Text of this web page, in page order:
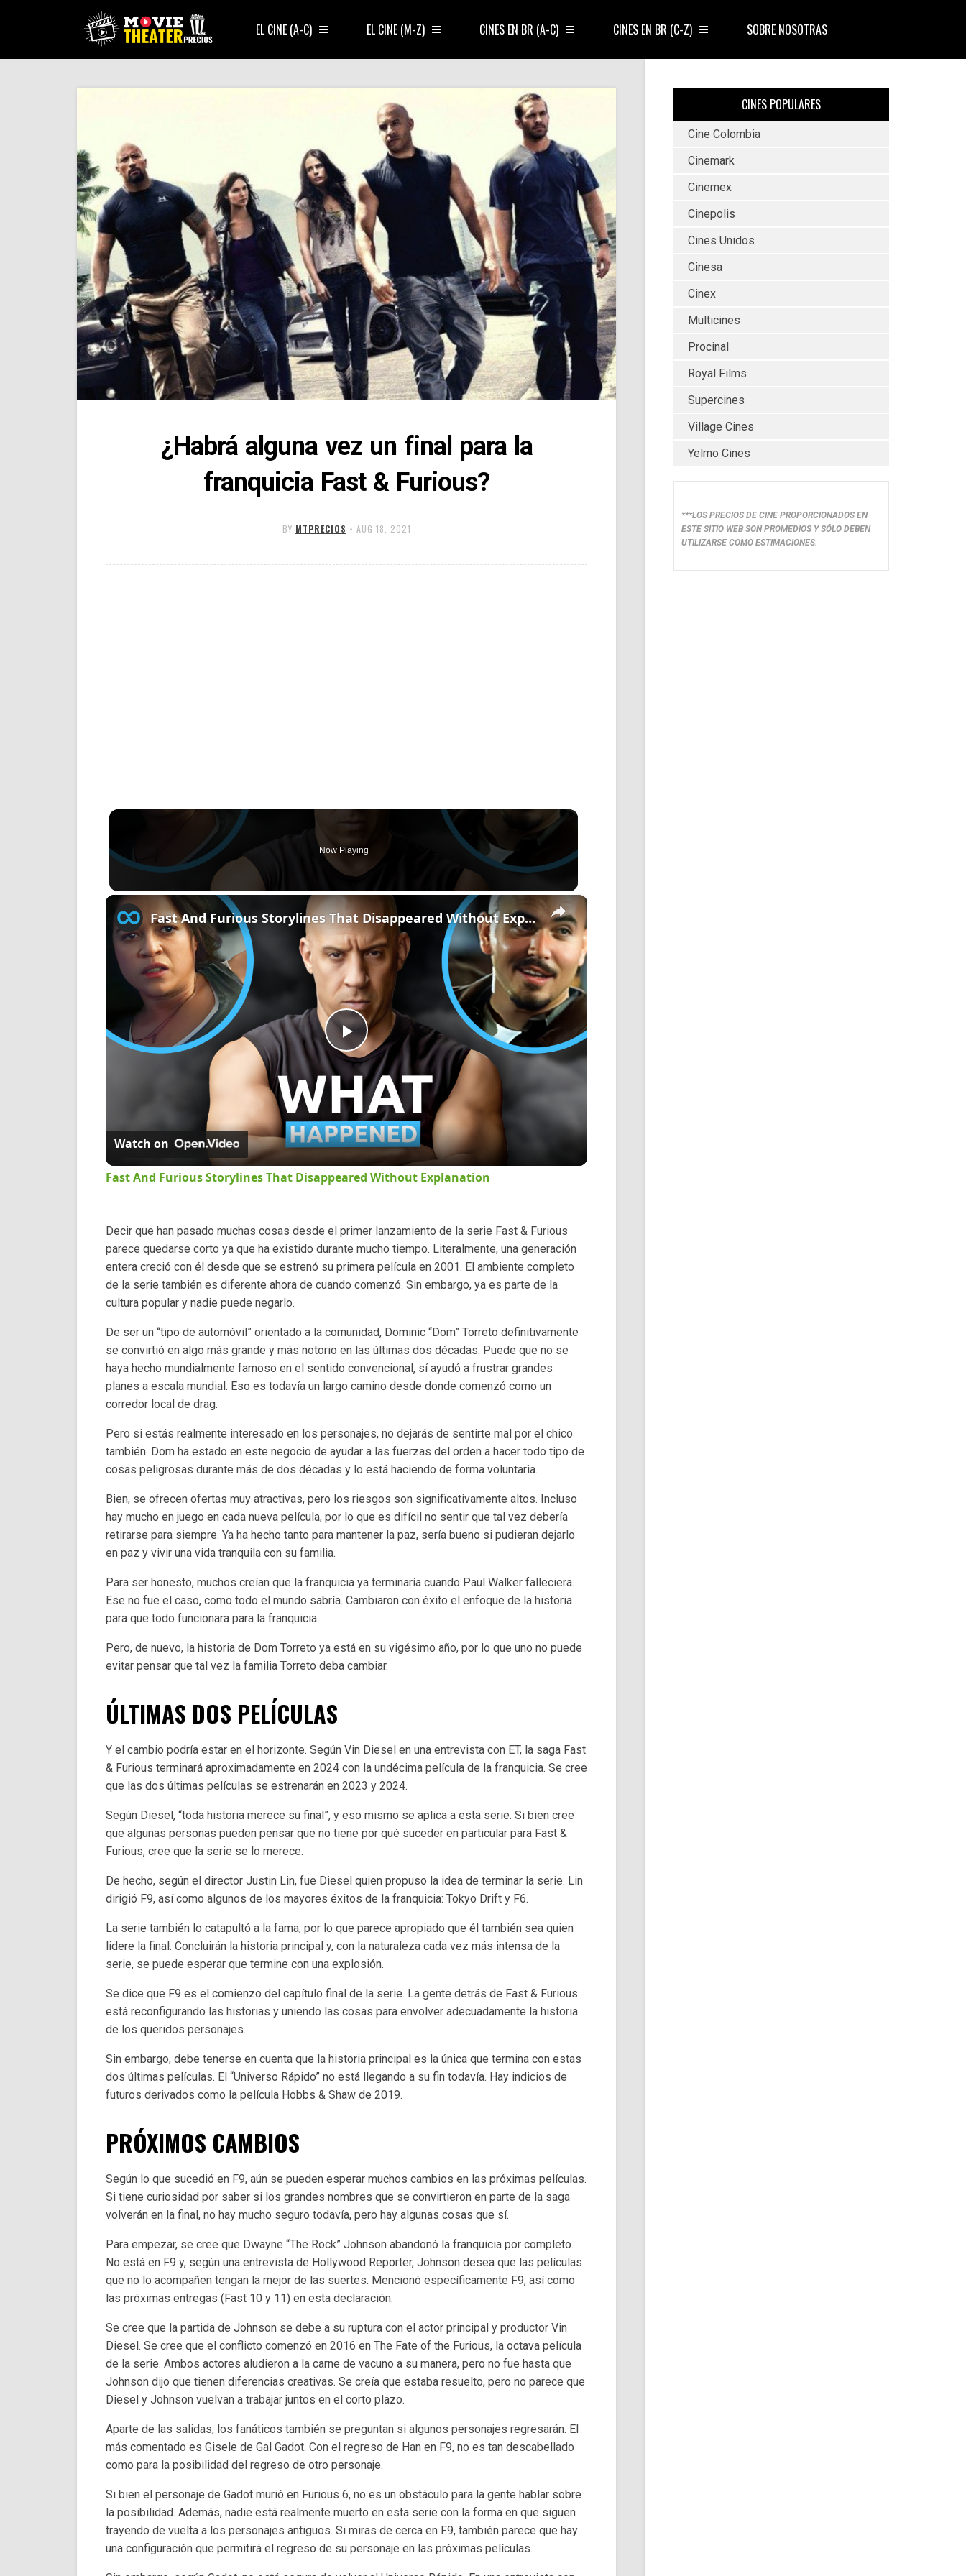
EL CINE (A-C) EL CINE (M-Z) CINES EN BR (A-C) CINES EN BR (C-Z) SOBRE NOSOTRAS
¿Habrá alguna vez un final para la
franquicia Fast & Furious?
BY MTPRECIOS • AUG 18, 2021
Now Playing
×
Play
Video
Fast And Furious Storylines That Disappeared Without Explanation
Watch on
Fast And Furious Storylines That Disappeared Without Explanation
Decir que han pasado muchas cosas desde el primer lanzamiento de la serie Fast & Furious
parece quedarse corto ya que ha existido durante mucho tiempo. Literalmente, una generación
entera creció con él desde que se estrenó su primera película en 2001. El ambiente completo
de la serie también es diferente ahora de cuando comenzó. Sin embargo, ya es parte de la
cultura popular y nadie puede negarlo.
De ser un “tipo de automóvil” orientado a la comunidad, Dominic “Dom” Torreto definitivamente
se convirtió en algo más grande y más notorio en las últimas dos décadas. Puede que no se
haya hecho mundialmente famoso en el sentido convencional, sí ayudó a frustrar grandes
planes a escala mundial. Eso es todavía un largo camino desde donde comenzó como un
corredor local de drag.
Pero si estás realmente interesado en los personajes, no dejarás de sentirte mal por el chico
también. Dom ha estado en este negocio de ayudar a las fuerzas del orden a hacer todo tipo de
cosas peligrosas durante más de dos décadas y lo está haciendo de forma voluntaria.
Bien, se ofrecen ofertas muy atractivas, pero los riesgos son significativamente altos. Incluso
hay mucho en juego en cada nueva película, por lo que es difícil no sentir que tal vez debería
retirarse para siempre. Ya ha hecho tanto para mantener la paz, sería bueno si pudieran dejarlo
en paz y vivir una vida tranquila con su familia.
Para ser honesto, muchos creían que la franquicia ya terminaría cuando Paul Walker falleciera.
Ese no fue el caso, como todo el mundo sabría. Cambiaron con éxito el enfoque de la historia
para que todo funcionara para la franquicia.
Pero, de nuevo, la historia de Dom Torreto ya está en su vigésimo año, por lo que uno no puede
evitar pensar que tal vez la familia Torreto deba cambiar.
ÚLTIMAS DOS PELÍCULAS
Y el cambio podría estar en el horizonte. Según Vin Diesel en una entrevista con ET, la saga Fast
& Furious terminará aproximadamente en 2024 con la undécima película de la franquicia. Se cree
que las dos últimas películas se estrenarán en 2023 y 2024.
Según Diesel, “toda historia merece su final”, y eso mismo se aplica a esta serie. Si bien cree
que algunas personas pueden pensar que no tiene por qué suceder en particular para Fast &
Furious, cree que la serie se lo merece.
De hecho, según el director Justin Lin, fue Diesel quien propuso la idea de terminar la serie. Lin
dirigió F9, así como algunos de los mayores éxitos de la franquicia: Tokyo Drift y F6.
La serie también lo catapultó a la fama, por lo que parece apropiado que él también sea quien
lidere la final. Concluirán la historia principal y, con la naturaleza cada vez más intensa de la
serie, se puede esperar que termine con una explosión.
Se dice que F9 es el comienzo del capítulo final de la serie. La gente detrás de Fast & Furious
está reconfigurando las historias y uniendo las cosas para envolver adecuadamente la historia
de los queridos personajes.
Sin embargo, debe tenerse en cuenta que la historia principal es la única que termina con estas
dos últimas películas. El “Universo Rápido” no está llegando a su fin todavía. Hay indicios de
futuros derivados como la película Hobbs & Shaw de 2019.
PRÓXIMOS CAMBIOS
Según lo que sucedió en F9, aún se pueden esperar muchos cambios en las próximas películas.
Si tiene curiosidad por saber si los grandes nombres que se convirtieron en parte de la saga
volverán en la final, no hay mucho seguro todavía, pero hay algunas cosas que sí.
Para empezar, se cree que Dwayne “The Rock” Johnson abandonó la franquicia por completo.
No está en F9 y, según una entrevista de Hollywood Reporter, Johnson desea que las películas
que no lo acompañen tengan la mejor de las suertes. Mencionó específicamente F9, así como
las próximas entregas (Fast 10 y 11) en esta declaración.
Se cree que la partida de Johnson se debe a su ruptura con el actor principal y productor Vin
Diesel. Se cree que el conflicto comenzó en 2016 en The Fate of the Furious, la octava película
de la serie. Ambos actores aludieron a la carne de vacuno a su manera, pero no fue hasta que
Johnson dijo que tienen diferencias creativas. Se creía que estaba resuelto, pero no parece que
Diesel y Johnson vuelvan a trabajar juntos en el corto plazo.
Aparte de las salidas, los fanáticos también se preguntan si algunos personajes regresarán. El
más comentado es Gisele de Gal Gadot. Con el regreso de Han en F9, no es tan descabellado
como para la posibilidad del regreso de otro personaje.
Si bien el personaje de Gadot murió en Furious 6, no es un obstáculo para la gente hablar sobre
la posibilidad. Además, nadie está realmente muerto en esta serie con la forma en que siguen
trayendo de vuelta a los personajes antiguos. Si miras de cerca en F9, también parece que hay
una configuración que permitirá el regreso de su personaje en las próximas películas.
CINES POPULARES
Cine Colombia
Cinemark
Cinemex
Cinepolis
Cines Unidos
Cinesa
Cinex
Multicines
Procinal
Royal Films
Supercines
Village Cines
Yelmo Cines
***LOS PRECIOS DE CINE PROPORCIONADOS EN
ESTE SITIO WEB SON PROMEDIOS Y SÓLO DEBEN
UTILIZARSE COMO ESTIMACIONES.